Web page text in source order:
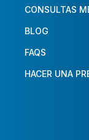
CONSULTAS
BLOG
FAQS
HACER UNA